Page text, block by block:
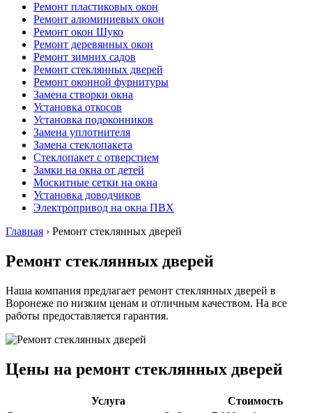
Ремонт пластиковых окон
Ремонт алюминиевых окон
Ремонт окон Шуко
Ремонт деревянных окон
Ремонт зимних садов
Ремонт стеклянных дверей
Ремонт оконной фурнитуры
Замена створки окна
Установка откосов
Установка подоконников
Замена уплотнителя
Замена стеклопакета
Стеклопакет с отверстием
Замки на окна от детей
Москитные сетки на окна
Установка доводчиков
Электропривод на окна ПВХ
Главная › Ремонт стеклянных дверей
Ремонт стеклянных дверей
Наша компания предлагает ремонт стеклянных дверей в
Воронеже по низким ценам и отличным качеством. На все
работы предоставляется гарантия.
Цены на ремонт стеклянных дверей
Услуга
Стоимость